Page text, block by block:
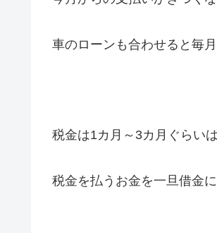
車のローンも合わせると毎
税金は1カ月～3カ月ぐらい
税金を払うお金を一旦借金